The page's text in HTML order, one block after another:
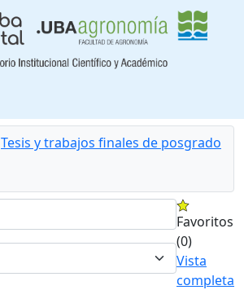
Tesis y trabajos finales de posgrado
Favoritos
(0)
Vista
completa